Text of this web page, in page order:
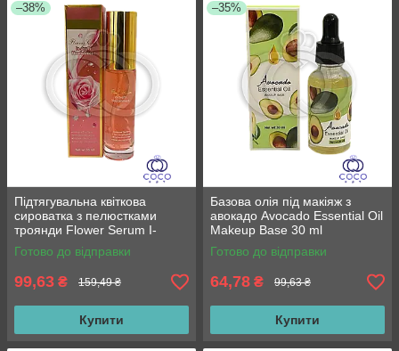
–38%
Підтягувальна квіткова
сироватка з пелюстками
троянди Flower Serum I-
Depth Nourishment 35 ml
Готово до відправки
99,63 ₴ 159,49 ₴
Купити
–35%
Базова олія під макіяж з
авокадо Avocado Essential Oil
Makeup Base 30 ml
Готово до відправки
64,78 ₴ 99,63 ₴
Купити